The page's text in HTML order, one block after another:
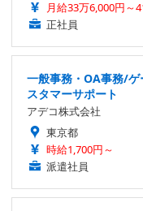
月給33万6,000円～
正社員
一般事務・OA事務/
スタマーサポート
アデコ株式会社
東京都
時給1,700円～
派遣社員